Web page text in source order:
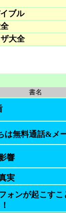
ブル
大全
書名
は無料通話&メ
響
実
ォンが起こす